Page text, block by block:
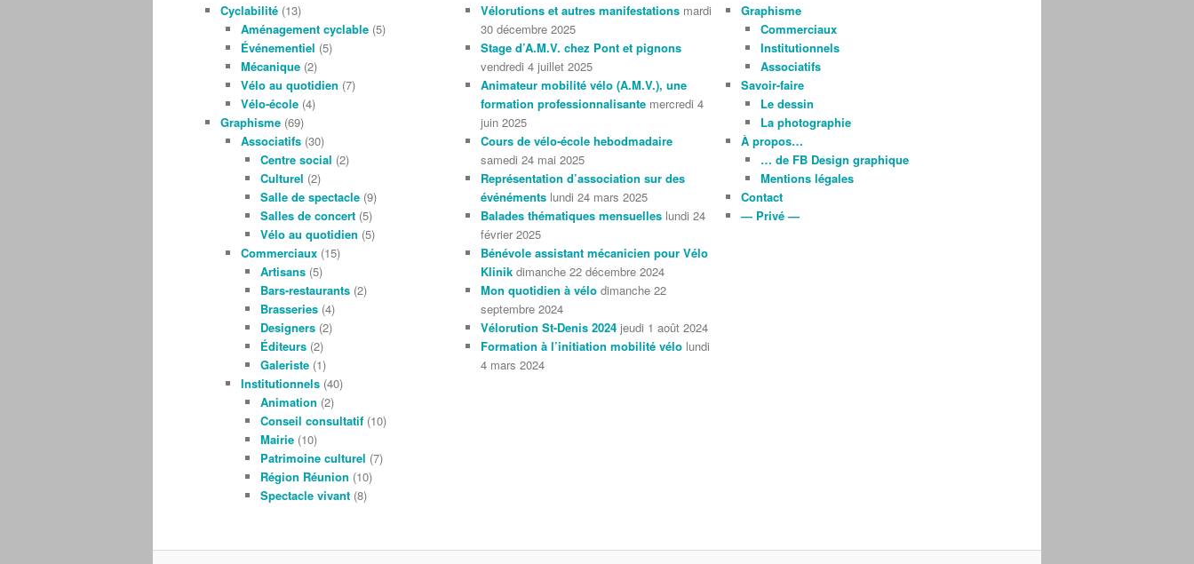
Cyclabilité (13)
Aménagement cyclable(5)
Événementiel (5)
Mécanique(2)
Vélo au quotidien (7)
Vélo-école(4)
Graphisme (69)
Associatifs(30)
Centre social (2)
Culturel (2)
Salle de spectacle (9)
Salles de concert (5)
Vélo au quotidien (5)
Commerciaux(15)
Artisans (5)
Bars-restaurants (2)
Brasseries (4)
Designers (2)
Éditeurs (2)
Galeriste (1)
Institutionnels(40)
Animation (2)
Conseil consultatif (10)
Mairie (10)
Patrimoine culturel (7)
Région Réunion (10)
Spectacle vivant (8)
Vélorutions et autres manifestations mardi
30 décembre 2025
Stage d’A.M.V. chez Pont et pignons
vendredi 4 juillet 2025
Animateur mobilité vélo (A.M.V.), une
formation professionnalisante mercredi 4
juin 2025
Cours de vélo-école hebodmadaire
samedi 24 mai 2025
Représentation d’association sur des
événéments lundi 24 mars 2025
Balades thématiques mensuelles lundi 24
février 2025
Bénévole assistant mécanicien pour Vélo
Klinik dimanche 22 décembre 2024
Mon quotidien à vélo dimanche 22
septembre 2024
Vélorution St-Denis 2024 jeudi 1 août 2024
Formation à l’initiation mobilité vélo lundi
4 mars 2024
Graphisme
Commerciaux
Institutionnels
Associatifs
Savoir-faire
Le dessin
La photographie
À propos…
… de FB Design graphique
Mentions légales
Contact
— Privé —